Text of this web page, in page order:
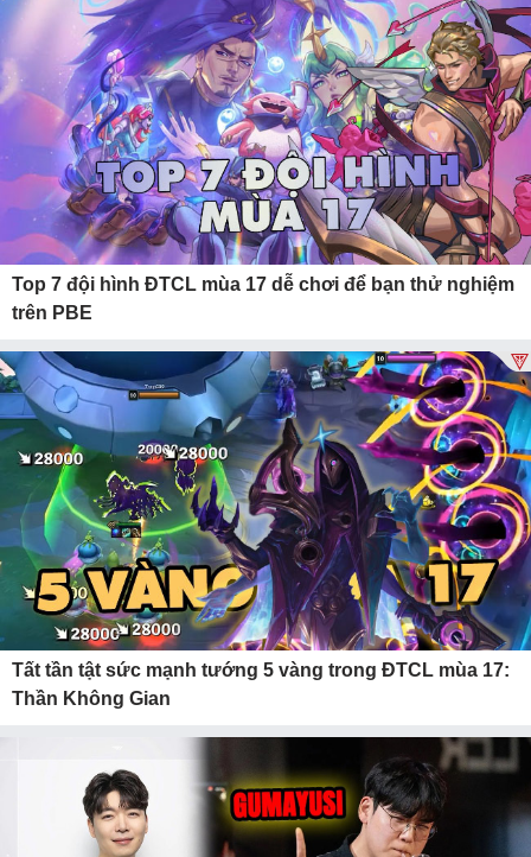
Top 7 đội hình ĐTCL mùa 17 dễ chơi để bạn thử nghiệm
trên PBE
Tất tần tật sức mạnh tướng 5 vàng trong ĐTCL mùa 17:
Thần Không Gian